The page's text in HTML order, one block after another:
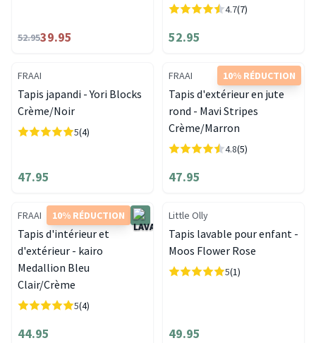
52.9539.95
4.7(7)
52.95
FRAAI
Tapis japandi - Yori Blocks
Crème/Noir
5(4)
47.95
10% RÉDUCTION
FRAAI
Tapis d'extérieur en jute
rond - Mavi Stripes
Crème/Marron
4.8(5)
47.95
10% RÉDUCTION
FRAAI
Tapis d'intérieur et
d'extérieur - kairo
Medallion Bleu
Clair/Crème
5(4)
44.95
Little Olly
Tapis lavable pour enfant -
Moos Flower Rose
5(1)
49.95